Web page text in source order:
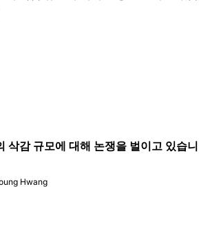
삭감 규모에 대해 논쟁을 벌이고 있습니
Hwang